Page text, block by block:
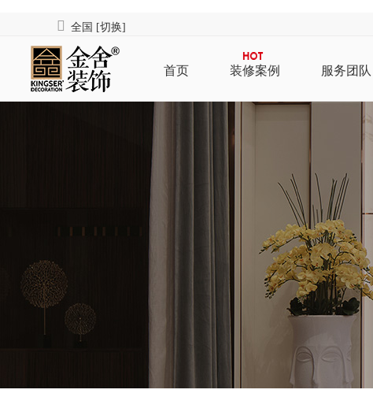
全国 [切换]
首页 装修案例 服务团队